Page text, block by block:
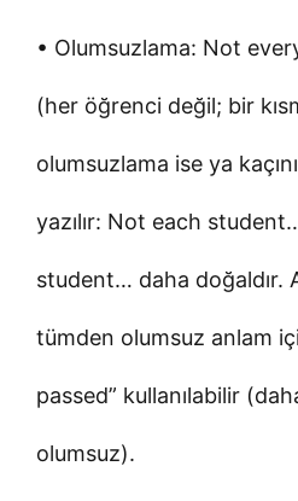
• Olumsuzlama: Not
(her öğrenci değil; bir
olumsuzlama ise ya
yazılır: Not each
student… daha doğaldır.
tümden olumsuz anlam
passed” kullanılabilir
olumsuz).